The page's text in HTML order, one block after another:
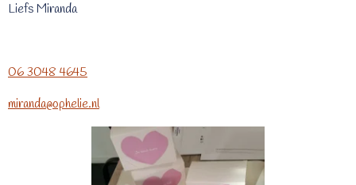
Liefs Miranda
06 3048 4645
miranda@ophelie.nl